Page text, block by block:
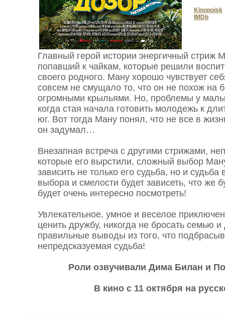
Kinopoisk
IMDb
Главный герой истории энергичный стриж
попавший к чайкам, которые решили
своего родного. Ману хорошо чувствует
совсем не смущало то, что он не похож на
огромными крыльями. Но, проблемы у
когда стая начала готовить молодежь к
юг. Вот тогда Ману понял, что не все в
он задумал…
Внезапная встреча с другими стрижами,
которые его вырстили, сложный выбор
зависить не только его судьба, но и судьба
выбора и смелости будет зависеть, что же
будет очень интересно посмотреть!
Увлекательное, умное и веселое
ценить дружбу, никогда не бросать семью
правильные выводы из того, что
непредсказуемая судьба!
Роли озвучивали Дима Билан и
В кино c 11 октября на